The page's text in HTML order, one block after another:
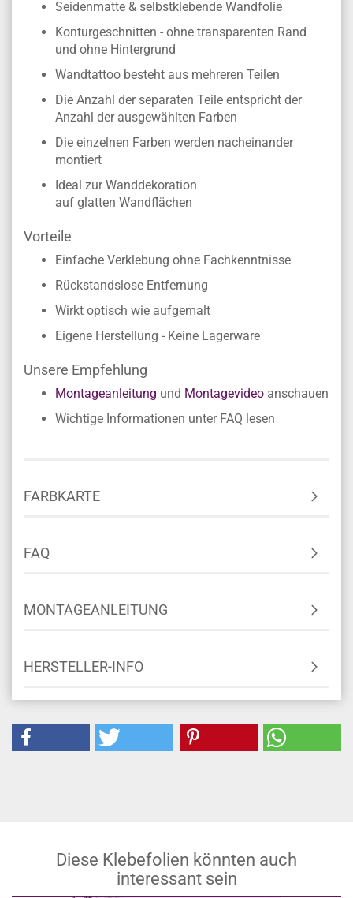
Seidenmatte & selbstklebende Wandfolie
Konturgeschnitten - ohne transparenten Rand
und ohne Hintergrund
Wandtattoo besteht aus mehreren Teilen
Die Anzahl der separaten Teile entspricht der
Anzahl der ausgewählten Farben
Die einzelnen Farben werden nacheinander
montiert
Ideal zur Wanddekoration
auf glatten Wandflächen
Vorteile
Einfache Verklebung ohne Fachkenntnisse
Rückstandslose Entfernung
Wirkt optisch wie aufgemalt
Eigene Herstellung - Keine Lagerware
Unsere Empfehlung
Montageanleitung und Montagevideo anschauen
Wichtige Informationen unter FAQ lesen
FARBKARTE
FAQ
MONTAGEANLEITUNG
HERSTELLER-INFO
Diese Klebefolien könnten auch
interessant sein